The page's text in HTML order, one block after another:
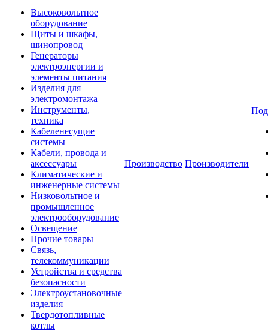
Высоковольтное
оборудование
Щиты и шкафы,
шинопровод
Генераторы
электроэнергии и
элементы питания
Изделия для
электромонтажа
Инструменты,
техника
Кабеленесущие
системы
Кабели, провода и
аксессуары
Климатические и
инженерные системы
Низковольтное и
промышленное
электрооборудование
Освещение
Прочие товары
Связь,
телекоммуникации
Устройства и средства
безопасности
Электроустановочные
изделия
Твердотопливные
котлы
Производство Производители